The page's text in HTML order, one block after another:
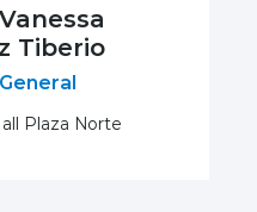
Tiberio
Plaza Norte